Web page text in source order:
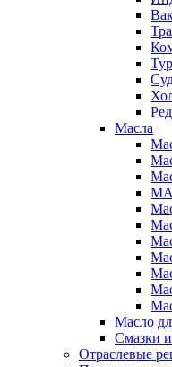
Масла
Масло
Смазки
Отраслевые